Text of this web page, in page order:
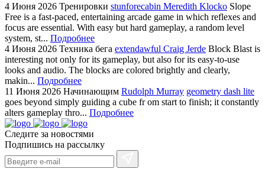
4 Июня 2026 Тренировки stunforecabin Meredith Klocko Slope
Free is a fast-paced, entertaining arcade game in which reflexes and
focus are essential. With easy but hard gameplay, a random level
system, st... Подробнее
4 Июня 2026 Техника бега extendawful Craig Jerde Block Blast is
interesting not only for its gameplay, but also for its easy-to-use
looks and audio. The blocks are colored brightly and clearly,
makin... Подробнее
11 Июня 2026 Начинающим Rudolph Murray geometry dash lite
goes beyond simply guiding a cube fr om start to finish; it constantly
alters gameplay thro... Подробнее
Следите за новостями
Подпишись на рассылку